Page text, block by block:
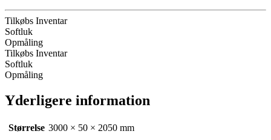
Tilkøbs Inventar
Softluk
Opmåling
Tilkøbs Inventar
Softluk
Opmåling
Yderligere information
Størrelse 3000 × 50 × 2050 mm